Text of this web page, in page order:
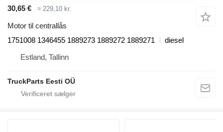
30,65 € ≈ 229,10 kr.
Motor til centrallås
1751008 1346455 1889273 1889272 1889271
diesel
Estland, Tallinn
TruckParts Eesti OÜ